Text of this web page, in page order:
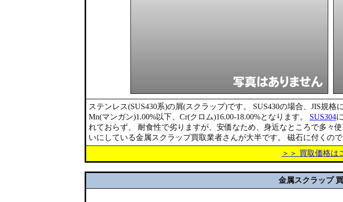
ステンレス(SUS430系)の屑(スクラップ)です。 SUS430の場合、JIS規格
Mn(マンガン)1.00%以下、Cr(クロム)16.00-18.00%となります。 SUS304
れておらず、 耐食性で劣りますが、安価なため、身近なところで多々
いにしている金属スクラップ買取業者さんが大半です。 磁石に付くの
＞＞ 買取価格は
金属スクラップ